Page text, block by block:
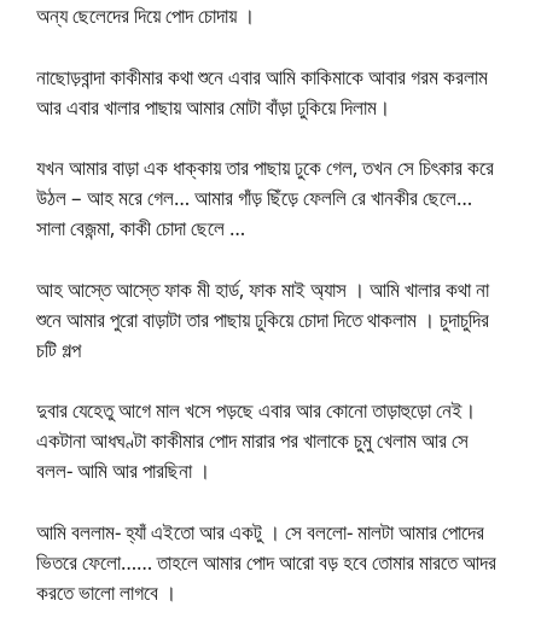
অন্য ছেলেদের দিয়ে পোদ চোদায় ।
নাছোড়বান্দা কাকীমার কথা শুনে এবার আমি কাকিমাকে আবার গরম করলাম
আর এবার খালার পাছায় আমার মোটা বাঁড়া ঢুকিয়ে দিলাম।
যখন আমার বাড়া এক ধাক্কায় তার পাছায় ঢুকে গেল, তখন সে চিৎকার করে
উঠল – আহ মরে গেল… আমার গাঁড় ছিঁড়ে ফেললি রে খানকীর ছেলে…
সালা বেজন্মা, কাকী চোদা ছেলে …
আহ আস্তে আস্তে ফাক মী হার্ড, ফাক মাই অ্যাস । আমি খালার কথা না
শুনে আমার পুরো বাড়াটা তার পাছায় ঢুকিয়ে চোদা দিতে থাকলাম । চুদাচুদির
চটি গল্প
দুবার যেহেতু আগে মাল খসে পড়ছে এবার আর কোনো তাড়াহুড়ো নেই।
একটানা আধঘণ্টা কাকীমার পোদ মারার পর খালাকে চুমু খেলাম আর সে
বলল- আমি আর পারছিনা ।
আমি বললাম- হ্যাঁ এইতো আর একটু । সে বললো- মালটা আমার পোদের
ভিতরে ফেলো…… তাহলে আমার পোদ আরো বড় হবে তোমার মারতে আদর
করতে ভালো লাগবে ।